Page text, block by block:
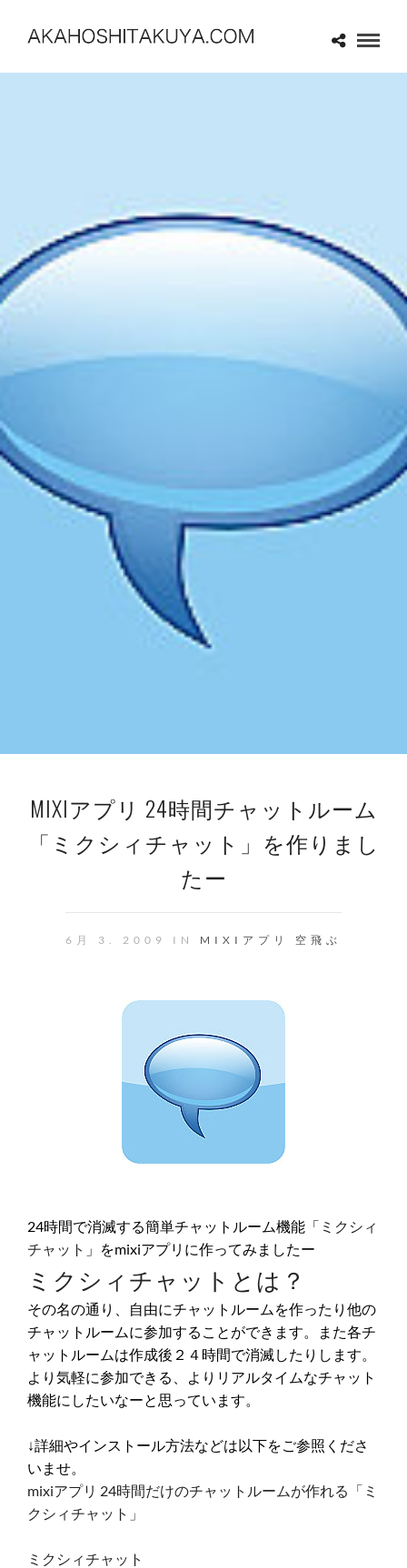
MIXIアプリ 24時間チャットルーム
「ミクシィチャット」を作りまし
たー
6月 3. 2009 IN MIXIアプリ 空飛ぶ
24時間で消滅する簡単チャットルーム機能「 ミクシィ
チャット 」をmixiアプリに作ってみましたー
ミクシィチャットとは？
その名の通り、自由にチャットルームを作ったり他の
チャットルームに参加することができます。また各チ
ャットルームは作成後２４時間で消滅したりします。
より気軽に参加できる、よりリアルタイムなチャット
機能にしたいなーと思っています。
↓詳細やインストール方法などは以下をご参照くださ
いませ。
mixiアプリ 24時間だけのチャットルームが作れる「ミ
クシィチャット」
ミクシィチャット